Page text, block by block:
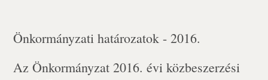
Önkormányzati határozatok - 2016.
Az Önkormányzat 2016. évi közbeszerzési